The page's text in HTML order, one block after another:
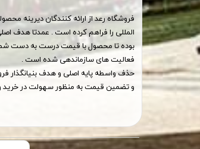
فروشگاه رعد از ارائه کنندگان دیرینه
المللی را فراهم کرده است . عمدتا هدف
بوده تا محصول با قیمت درست به دست
فعالیت های سازماندهی شده است .
حذف واسطه پایه اصلی و هدف بنیانگذار
و تضمین قیمت به منظور سهولت در خرید